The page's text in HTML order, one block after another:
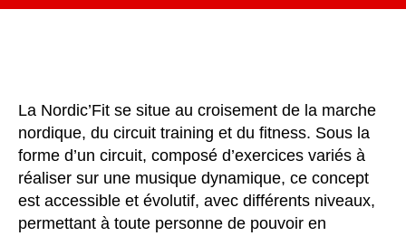
La Nordic’Fit se situe au croisement de la marche
nordique, du circuit training et du fitness. Sous la
forme d’un circuit, composé d’exercices variés à
réaliser sur une musique dynamique, ce concept
est accessible et évolutif, avec différents niveaux,
permettant à toute personne de pouvoir en